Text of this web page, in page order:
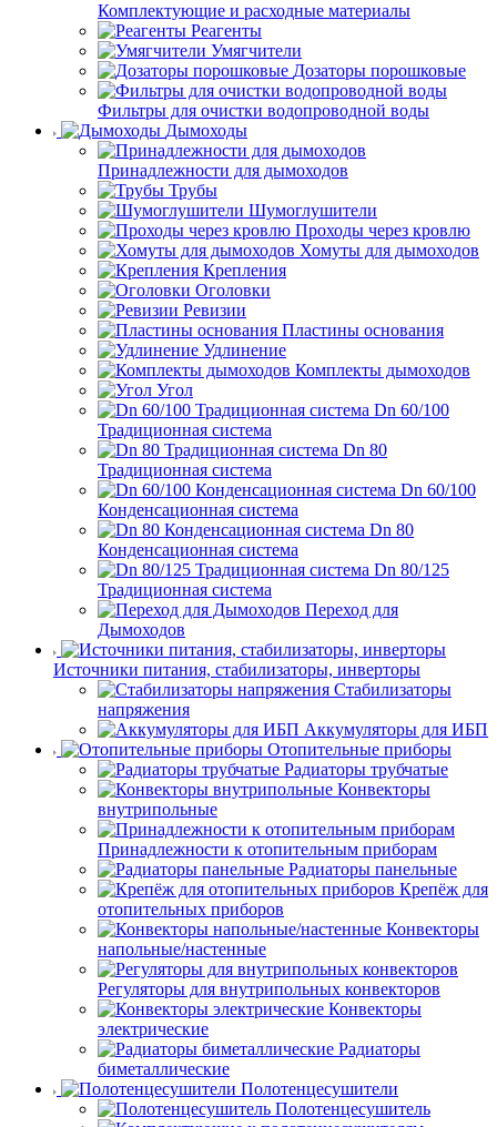
Комплектующие и расходные материалы
Реагенты
Умягчители
Дозаторы порошковые
Фильтры для очистки водопроводной воды
Дымоходы
Принадлежности для дымоходов
Трубы
Шумоглушители
Проходы через кровлю
Хомуты для дымоходов
Крепления
Оголовки
Ревизии
Пластины основания
Удлинение
Комплекты дымоходов
Угол
Dn 60/100
Традиционная система
Dn 80
Традиционная система
Dn 60/100
Конденсационная система
Dn 80
Конденсационная система
Dn 80/125
Традиционная система
Переход для
Дымоходов
Источники питания, стабилизаторы, инверторы
Стабилизаторы
напряжения
Аккумуляторы для ИБП
Отопительные приборы
Радиаторы трубчатые
Конвекторы
внутрипольные
Принадлежности к отопительным приборам
Радиаторы панельные
Крепёж для
отопительных приборов
Конвекторы
напольные/настенные
Регуляторы для внутрипольных конвекторов
Конвекторы
электрические
Радиаторы
биметаллические
Полотенцесушители
Полотенцесушитель